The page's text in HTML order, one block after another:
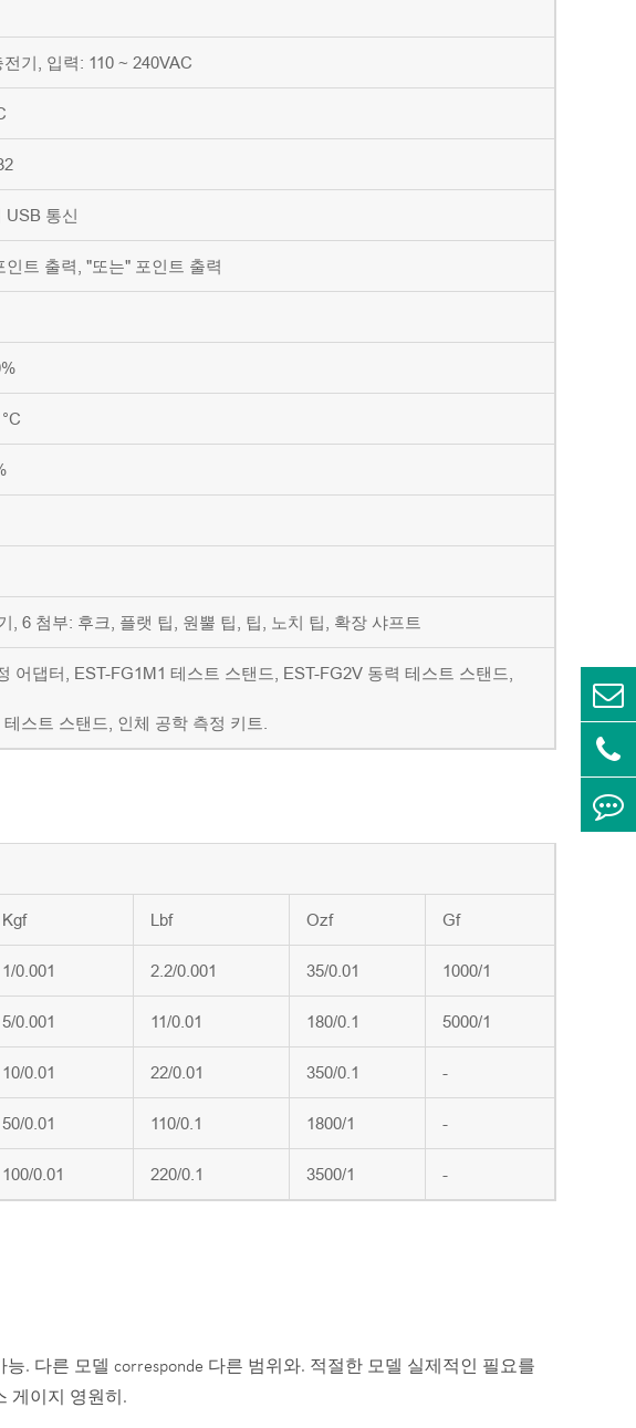
기, 입력: 110 ~ 240VAC
USB 통신
인트 출력, "또는" 포인트 출력
, 6 첨부: 후크, 플랫 팁, 원뿔 팁, 팁, 노치 팁, 확장 샤프트
어댑터, EST-FG1M1 테스트 스탠드, EST-FG2V 동력 테스트 스탠드,
스트 스탠드, 인체 공학 측정 키트.
Kgf Lbf Ozf Gf
1/0.001 2.2/0.001 35/0.01 1000/1
5/0.001 11/0.01 180/0.1 5000/1
10/0.01 22/0.01 350/0.1 -
50/0.01 110/0.1 1800/1 -
100/0.01 220/0.1 3500/1 -
. 다른 모델 corresponde 다른 범위와. 적절한 모델 실제적인 필요를
게이지 영원히.